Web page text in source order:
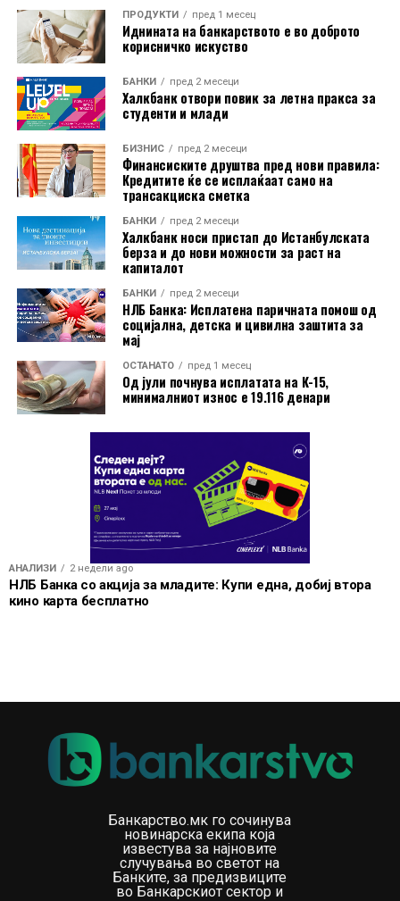
Во пакетот е вклучена и асистенција на пат за Европа
преку Халк Осигурување.
Дополнително, корисниците имаат бесплатно
електронско и мобилно банкарство, бесплатно СМС
информирање, како и можност за повлекување
готовина без надомест од сите банкомати во земјата.
Со овие поволности, Mastercard World Debit е
насочена кон корисници кои бараат дополнителни
услуги при патување, но и поедноставно секојдневно
банкарско работење.
ПРОДУКТИ пред 1 месец
Иднината на банкарството е во доброто
корисничко искуство
БАНКИ пред 2 месеци
Халкбанк отвори повик за летна пракса за
студенти и млади
БИЗНИС пред 2 месеци
Финансиските друштва пред нови правила:
Кредитите ќе се исплаќаат само на
трансакциска сметка
БАНКИ пред 2 месеци
Халкбанк носи пристап до Истанбулската
берза и до нови можности за раст на
капиталот
БАНКИ пред 2 месеци
НЛБ Банка: Исплатена паричната помош од
социјална, детска и цивилна заштита за
мај
ОСТАНАТО пред 1 месец
Од јули почнува исплатата на К-15,
минималниот износ е 19.116 денари
АНАЛИЗИ 2 недели ago
НЛБ Банка со акција за младите: Купи една, добиј втора
кино карта бесплатно
Банкарство.мк го сочинува
новинарска екипа која
известува за најновите
случувања во светот на
Банките, за предизвиците
во Банкарскиот сектор и